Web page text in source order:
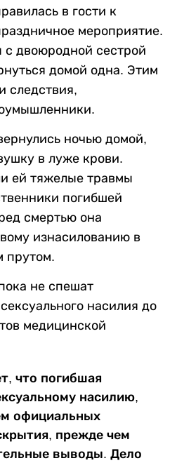
в гости к
мероприятие.
с двоюродной сестрой
домой одна. Этим
следствия,
ночью домой,
в луже крови.
ей тяжелые травмы
погибшей
смертью она
изнасилованию в
прутом.
не спешат
насилия до
медицинской
что погибшая
насилию,
официальных
прежде чем
выводы. Дело